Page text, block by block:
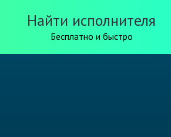
Найти исполнителя
Бесплатно и быстро